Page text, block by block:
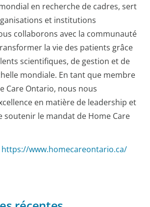
en recherche de cadres, sert
et institutions
collaborons avec la communauté
la vie des patients grâce
scientifiques, de gestion et de
mondiale. En tant que membre
Care Ontario, nous nous
en matière de leadership et
soutenir le mandat de Home Care
https://www.homecareontario.ca/